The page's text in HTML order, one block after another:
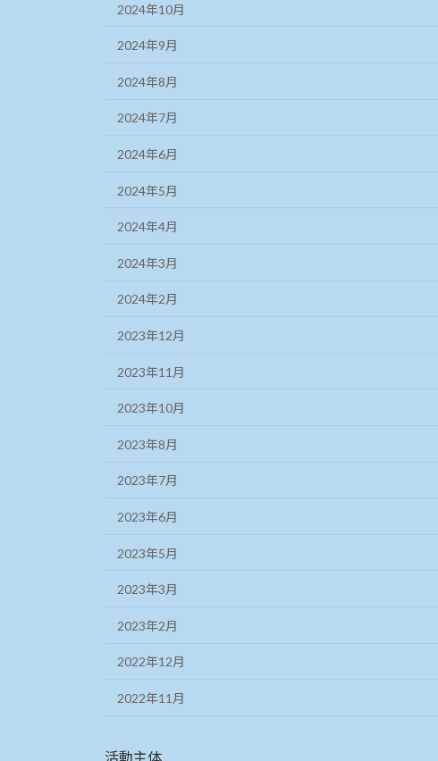
2024年10月
2024年9月
2024年8月
2024年7月
2024年6月
2024年5月
2024年4月
2024年3月
2024年2月
2023年12月
2023年11月
2023年10月
2023年8月
2023年7月
2023年6月
2023年5月
2023年3月
2023年2月
2022年12月
2022年11月
活動主体